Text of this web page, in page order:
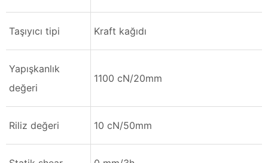
Taşıyıcı tipi Kraft kağıdı
Yapışkanlık
değeri
1100 cN/20mm
Riliz değeri 10 cN/50mm